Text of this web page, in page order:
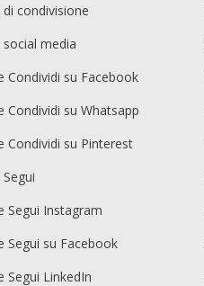
di condivisione
social media
Condividi su Facebook
Condividi su Whatsapp
Condividi su Pinterest
Segui Instagram
Segui su Facebook
Segui LinkedIn